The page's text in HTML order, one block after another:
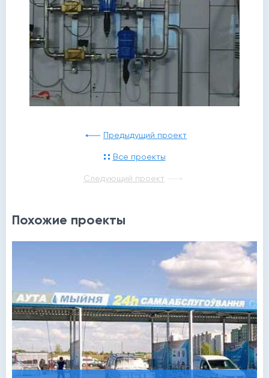
Предыдущий проект
Все проекты
Следующий проект
Похожие проекты